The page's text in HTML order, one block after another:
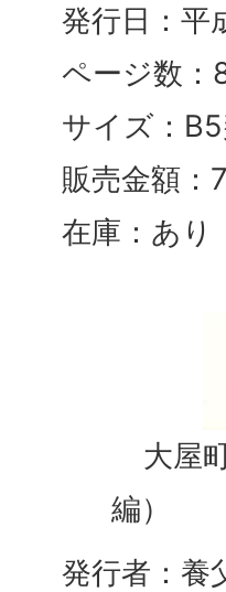
発行日：平
ページ数：
サイズ：B5
販売金額
在庫：あり
大屋
発行者：養